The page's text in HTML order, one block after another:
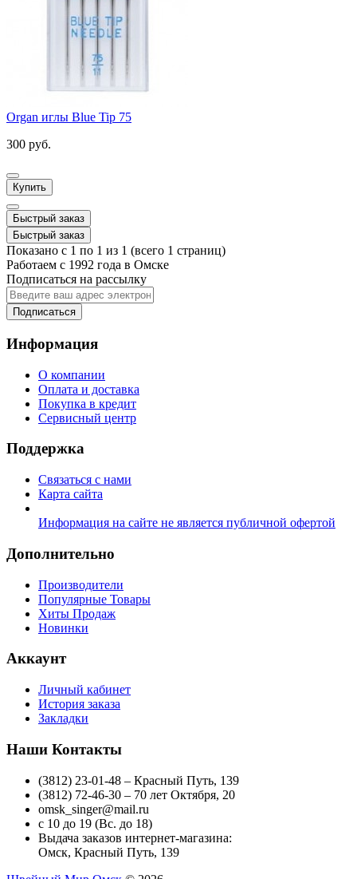
Organ иглы Blue Tip 75
300 руб.
Купить
Быстрый заказ
Быстрый заказ
Показано с 1 по 1 из 1 (всего 1 страниц)
Работаем с 1992 года в Омске
Подписаться на рассылку
Подписаться
Информация
О компании
Оплата и доставка
Покупка в кредит
Сервисный центр
Поддержка
Связаться с нами
Карта сайта
Информация на сайте не является публичной офертой
Дополнительно
Производители
Популярные Товары
Хиты Продаж
Новинки
Аккаунт
Личный кабинет
История заказа
Закладки
Наши Контакты
(3812) 23-01-48 – Красный Путь, 139
(3812) 72-46-30 – 70 лет Октября, 20
omsk_singer@mail.ru
с 10 до 19 (Вс. до 18)
Выдача заказов интернет-магазина:
Омск, Красный Путь, 139